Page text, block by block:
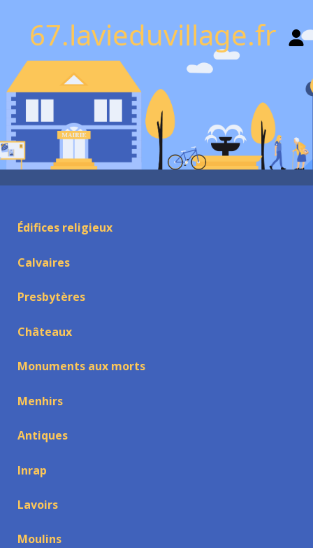
67.lavieduvillage.fr
Édifices religieux
Calvaires
Presbytères
Châteaux
Monuments aux morts
Menhirs
Antiques
Inrap
Lavoirs
Moulins